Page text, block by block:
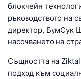
блокчейн
ръководството на
директор, БумСук
насочването на
Същността на
подход към